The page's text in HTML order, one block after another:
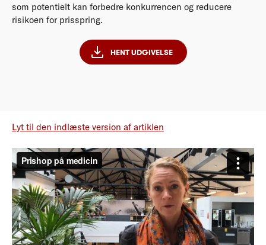
som potentielt kan forbedre konkurrencen og reducere
risikoen for prisspring.
HENT UDGIVELSE
Lyt til den indlæste version af artiklen